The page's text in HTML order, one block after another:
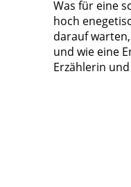
Was für eine
hoch
darauf
und wie eine
Erzählerin